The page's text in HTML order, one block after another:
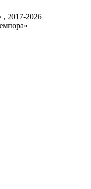
, 2017-2026